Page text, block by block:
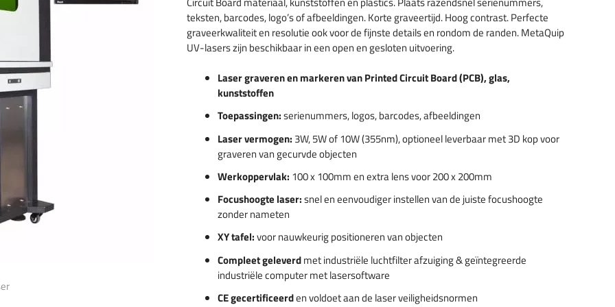
graveren
teksten, barcodes, logo’s of afbeeldingen. Korte graveertijd. Hoog contrast. Perfecte
graveerkwaliteit en resolutie ook voor de fijnste details en rondom de randen. MetaQuip
UV-lasers zijn beschikbaar in een open en gesloten uitvoering.
Laser graveren en markeren van Printed Circuit Board (PCB), glas,
kunststoffen
Toepassingen:serienummers, logos, barcodes, afbeeldingen
Laser vermogen: 3W, 5W of 10W (355nm), optioneel leverbaar met 3D kop voor
graveren van gecurvde objecten
Werkoppervlak: 100 x 100mm en extra lens voor 200 x 200mm
Focushoogte laser:snel en eenvoudiger instellen van de juiste focushoogte
zonder nameten
XY tafel:voor nauwkeurig positioneren van objecten
Compleet geleverdmet industriële luchtfilter afzuiging & geïntegreerde
industriële computer met lasersoftware
CE gecertificeerden voldoet aan de laser veiligheidsnormen